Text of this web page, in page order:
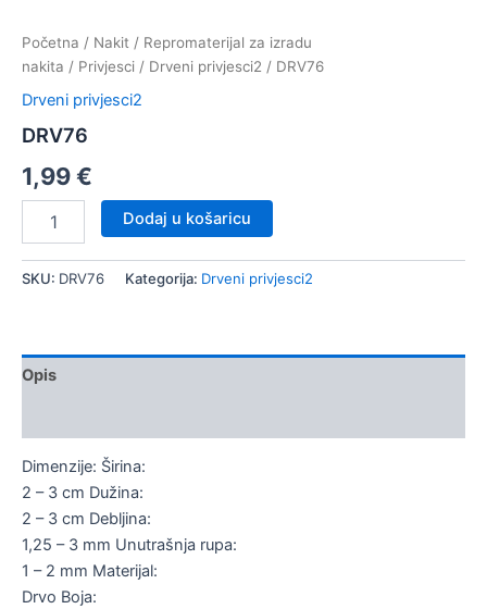
Početna / Nakit / Repromaterijal za izradu
nakita / Privjesci / Drveni privjesci2 / DRV76
Drveni privjesci2
DRV76
1,99€
količina
Dodaj u košaricu
SKU: DRV76 Kategorija: Drveni privjesci2
Opis
Dimenzije: Širina:
2 – 3 cm Dužina:
2 – 3 cm Debljina:
1,25 – 3 mm Unutrašnja rupa:
1 – 2 mm Materijal:
Drvo Boja: